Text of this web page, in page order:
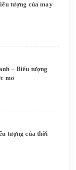
tượng của may
– Biểu tượng
mơ
tượng của thời